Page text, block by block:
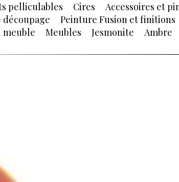
pelliculables Cires Accessoires et
découpage
Peinture Fusion et finitions
meuble
Meubles Jesmonite Ambre